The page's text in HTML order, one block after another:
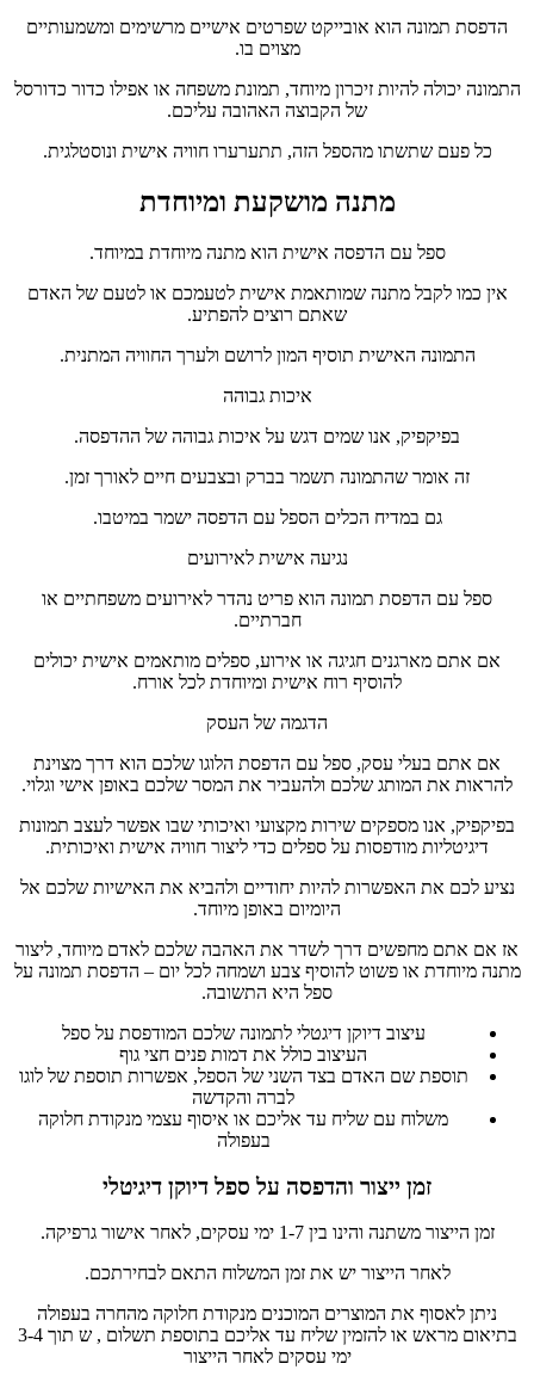
הדפסת תמונה הוא אובייקט שפרטים אישיים מרשימים ומשמעותיים
מצוים בו.
התמונה יכולה להיות זיכרון מיוחד, תמונת משפחה או אפילו כדור כדורסל
של הקבוצה האהובה עליכם.
כל פעם שתשתו מהספל הזה, תתערערו חוויה אישית ונוסטלגית.
מתנה מושקעת ומיוחדת
ספל עם הדפסה אישית הוא מתנה מיוחדת במיוחד.
אין כמו לקבל מתנה שמותאמת אישית לטעמכם או לטעם של האדם
שאתם רוצים להפתיע.
התמונה האישית תוסיף המון לרושם ולערך החוויה המתנית.
איכות גבוהה
בפיקפיק, אנו שמים דגש על איכות גבוהה של ההדפסה.
זה אומר שהתמונה תשמר בברק ובצבעים חיים לאורך זמן.
גם במדיח הכלים הספל עם הדפסה ישמר במיטבו.
נגיעה אישית לאירועים
ספל עם הדפסת תמונה הוא פריט נהדר לאירועים משפחתיים או
חברתיים.
אם אתם מארגנים חגיגה או אירוע, ספלים מותאמים אישית יכולים
להוסיף רוח אישית ומיוחדת לכל אורח.
הדגמה של העסק
אם אתם בעלי עסק, ספל עם הדפסת הלוגו שלכם הוא דרך מצוינת
להראות את המותג שלכם ולהעביר את המסר שלכם באופן אישי וגלוי.
בפיקפיק, אנו מספקים שירות מקצועי ואיכותי שבו אפשר לעצב תמונות
דיגיטליות מודפסות על ספלים כדי ליצור חוויה אישית ואיכותית.
נציע לכם את האפשרות להיות יחודיים ולהביא את האישיות שלכם אל
היומיום באופן מיוחד.
אז אם אתם מחפשים דרך לשדר את האהבה שלכם לאדם מיוחד, ליצור
מתנה מיוחדת או פשוט להוסיף צבע ושמחה לכל יום – הדפסת תמונה על
ספל היא התשובה.
עיצוב דיוקן דיגטלי לתמונה שלכם המודפסת על ספל
העיצוב כולל את דמות פנים חצי גוף
תוספת שם האדם בצד השני של הספל, אפשרות תוספת של לוגו
לברה והקדשה
משלוח עם שליח עד אליכם או איסוף עצמי מנקודת חלוקה
בעפולה
זמן ייצור והדפסה על ספל דיוקן דיגיטלי
זמן הייצור משתנה והינו בין 1-7 ימי עסקים, לאחר אישור גרפיקה.
לאחר הייצור יש את זמן המשלוח התאם לבחירתכם.
ניתן לאסוף את המוצרים המוכנים מנקודת חלוקה מהחרה בעפולה
בתיאום מראש או להזמין שליח עד אליכם בתוספת תשלום , ש תוך 3-4
ימי עסקים לאחר הייצור